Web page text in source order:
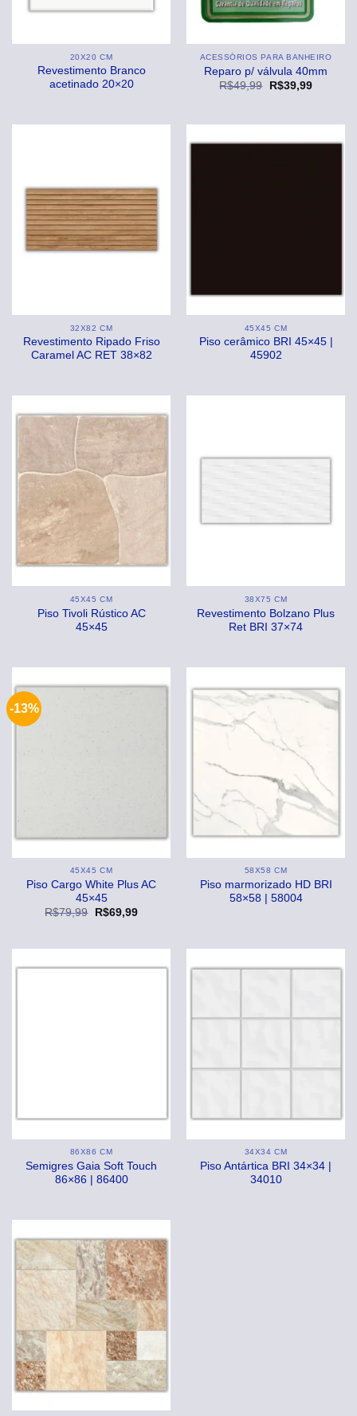
20X20 CM
Revestimento Branco
acetinado 20×20
ACESSÓRIOS PARA BANHEIRO
Reparo p/ válvula 40mm
R$49,99
O
R$49,99.
R$39,99O
R$39,99.
32X82 CM
Revestimento Ripado Friso
Caramel AC RET 38×82
45X45 CM
Piso cerâmico BRI 45×45 |
45902
45X45 CM
Piso Tivoli Rústico AC
45×45
38X75 CM
Revestimento Bolzano Plus
Ret BRI 37×74
-13%
45X45 CM
Piso Cargo White Plus AC
45×45
R$79,99
O
R$69,99O
58X58 CM
Piso marmorizado HD BRI
58×58 | 58004
86X86 CM
Semigres Gaia Soft Touch
86×86 | 86400
34X34 CM
Piso Antártica BRI 34×34 |
34010